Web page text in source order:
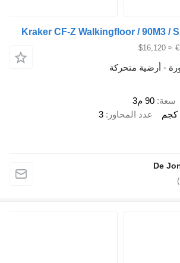
Kraker CF-Z Walkingfloor /
متحركة
المحاور 3